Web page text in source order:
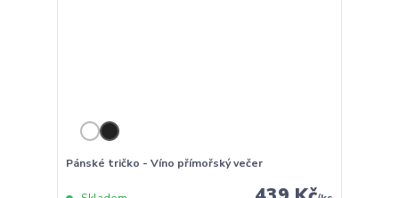
Pánské tričko - Víno přímořský večer